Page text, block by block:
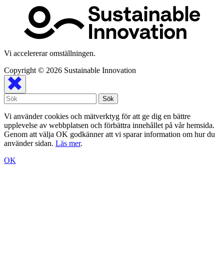
Vi accelererar omställningen.
Copyright © 2026 Sustainable Innovation
Vi använder cookies och mätverktyg för att ge dig en bättre
upplevelse av webbplatsen och förbättra innehållet på vår hemsida.
Genom att välja OK godkänner att vi sparar information om hur du
använder sidan. Läs mer.
OK